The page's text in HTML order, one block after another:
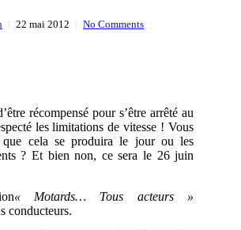
22 mai 2012 No Comments
récompensé pour s’être arrêté au
les limitations de vitesse ! Vous
que cela se produira le jour ou les
? Et bien non, ce sera le 26 juin
« Motards… Tous acteurs »
conducteurs.